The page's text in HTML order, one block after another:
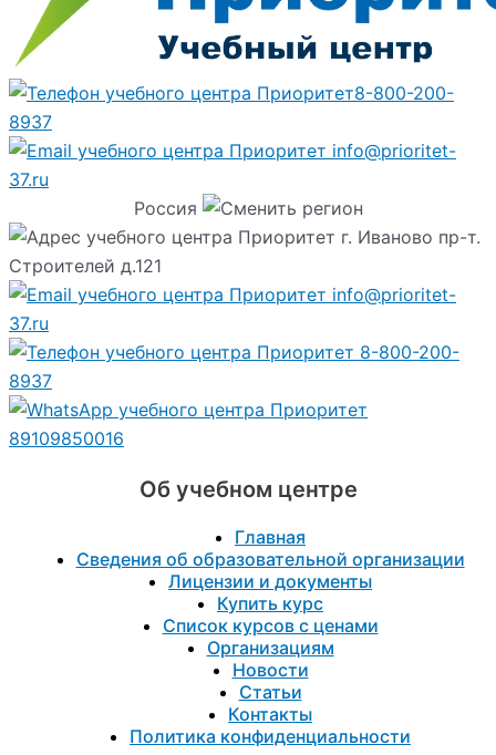
8-800-200-
8937
info@prioritet-
37.ru
Россия
г. Иваново пр-т.
Строителей д.121
info@prioritet-
37.ru
8-800-200-
8937
89109850016
Об учебном центре
Главная
Сведения об образовательной организации
Лицензии и документы
Купить курс
Список курсов с ценами
Организациям
Новости
Статьи
Контакты
Политика конфиденциальности